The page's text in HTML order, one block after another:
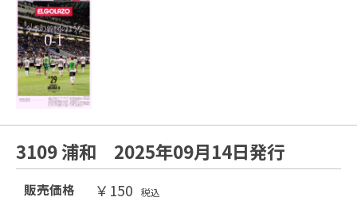
3109 浦和 2025年09月14日発行
販売価格 ￥150 税込